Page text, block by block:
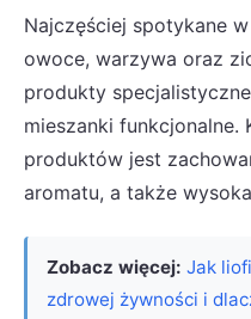
Najczęściej spotykane
owoce, warzywa oraz
produkty
mieszanki funkcjonalne.
produktów jest
aromatu, a także
Zobacz więcej: Jak
zdrowej żywności i